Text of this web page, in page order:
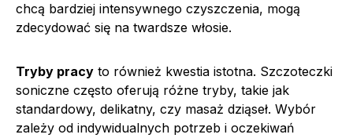
chcą bardziej intensywnego czyszczenia, mogą
zdecydować się na twardsze włosie.
Tryby pracy to również kwestia istotna. Szczoteczki
soniczne często oferują różne tryby, takie jak
standardowy, delikatny, czy masaż dziąseł. Wybór
zależy od indywidualnych potrzeb i oczekiwań